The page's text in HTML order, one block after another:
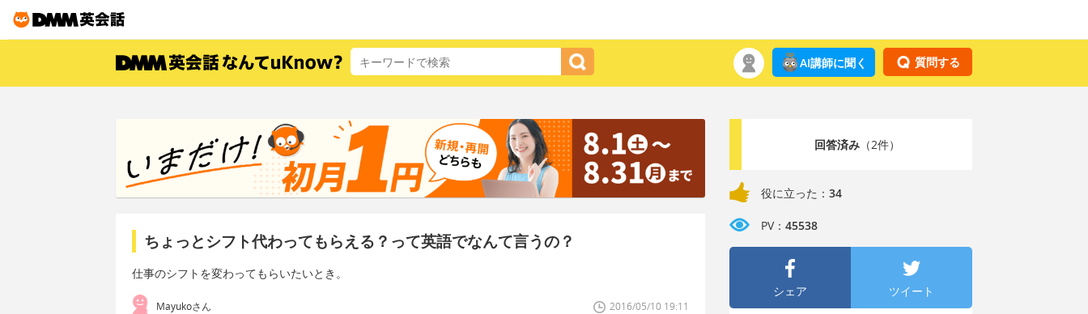
質問する
AI講師に聞く
ちょっとシフト代わってもらえる？って英語でなんて言うの？
仕事のシフトを変わってもらいたいとき。
Mayukoさん 2016/05/10 19:11
回答済み（2件）
役に立った： 34
PV： 45538
シェア ツイート